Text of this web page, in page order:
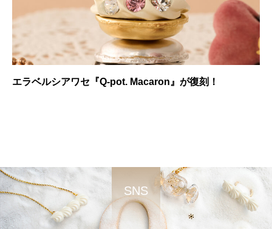
エラベルシアワセ『Q-pot. Macaron』が復刻！
SNS